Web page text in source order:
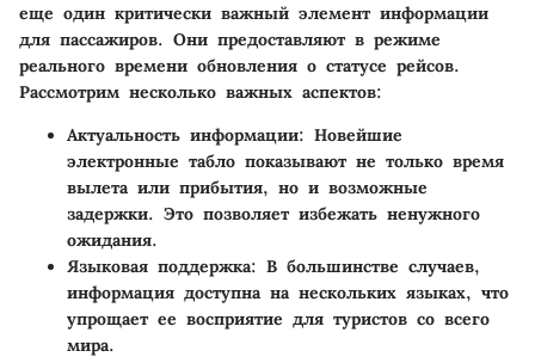
еще один критически важный элемент информации
для пассажиров. Они предоставляют в режиме
реального времени обновления о статусе рейсов.
Рассмотрим несколько важных аспектов:
Актуальность информации: Новейшие
электронные табло показывают не только время
вылета или прибытия, но и возможные
задержки. Это позволяет избежать ненужного
ожидания.
Языковая поддержка: В большинстве случаев,
информация доступна на нескольких языках, что
упрощает ее восприятие для туристов со всего
мира.